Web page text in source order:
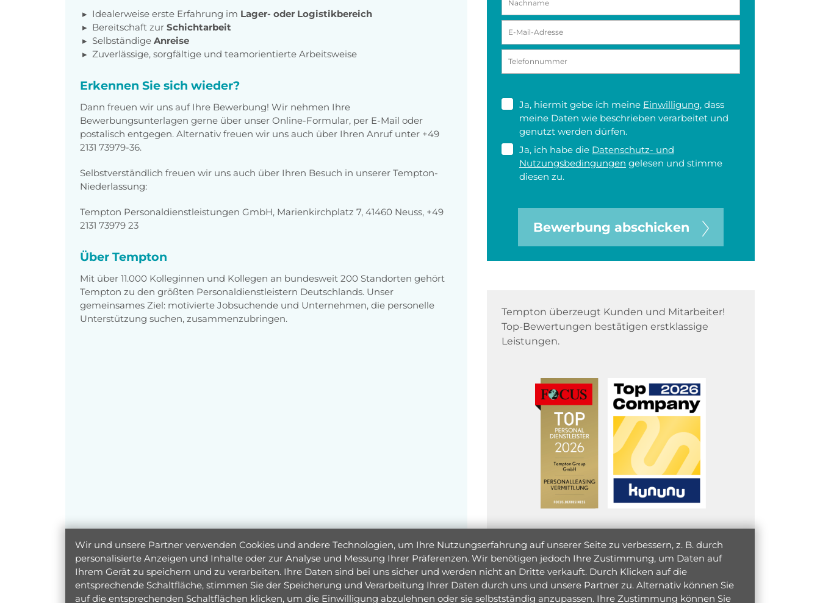
Idealerweise erste Erfahrung im Lager- oder Logistikbereich
Bereitschaft zur Schichtarbeit
Selbständige Anreise
Zuverlässige, sorgfältige und teamorientierte Arbeitsweise
Erkennen Sie sich wieder?
Dann freuen wir uns auf Ihre Bewerbung! Wir nehmen Ihre
Bewerbungsunterlagen gerne über unser Online-Formular, per E-Mail oder
postalisch entgegen. Alternativ freuen wir uns auch über Ihren Anruf unter +49
2131 73979-36.
Selbstverständlich freuen wir uns auch über Ihren Besuch in unserer Tempton-
Niederlassung:
Tempton Personaldienstleistungen GmbH, Marienkirchplatz 7, 41460 Neuss, +49
2131 73979 23
Über Tempton
Mit über 11.000 Kolleginnen und Kollegen an bundesweit 200 Standorten gehört
Tempton zu den größten Personaldienstleistern Deutschlands. Unser
gemeinsames Ziel: motivierte Jobsuchende und Unternehmen, die personelle
Unterstützung suchen, zusammenzubringen.
Ja, hiermit gebe ich meine Einwilligung, dass
meine Daten wie beschrieben verarbeitet und
genutzt werden dürfen.
Ja, ich habe die Datenschutz- und
Nutzungsbedingungen gelesen und stimme
diesen zu.
Bewerbung abschicken
Tempton überzeugt Kunden und Mitarbeiter!
Top-Bewertungen bestätigen erstklassige
Leistungen.
Wir und unsere Partner verwenden Cookies und andere Technologien, um Ihre Nutzungserfahrung auf unserer Seite zu verbessern, z. B. durch
personalisierte Anzeigen und Inhalte oder zur Analyse und Messung Ihrer Präferenzen. Wir benötigen jedoch Ihre Zustimmung, um Daten auf
Ihrem Gerät zu speichern und zu verarbeiten. Ihre Daten sind bei uns sicher und werden nicht an Dritte verkauft. Durch Klicken auf die
entsprechende Schaltfläche, stimmen Sie der Speicherung und Verarbeitung Ihrer Daten durch uns und unsere Partner zu. Alternativ können Sie
auf die entsprechenden Schaltflächen klicken, um die Einwilligung abzulehnen oder sie selbstständig anzupassen. Ihre Zustimmung können Sie